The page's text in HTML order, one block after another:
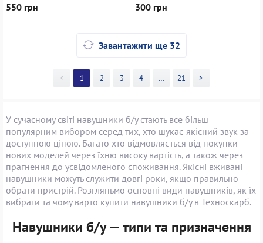
550 грн 300 грн
Завантажити ще 32
< 1 2 3 4 >> 21 >
У сучасному світі навушники б/у стають все більш
популярним вибором серед тих, хто шукає якісний звук за
доступною ціною. Багато хто відмовляється від покупки
нових моделей через їхню високу вартість, а також через
прагнення до усвідомленого споживання. Якісні вживані
навушники можуть служити довгі роки, якщо правильно
обрати пристрій. Розгляньмо основні види навушників, як їх
вибрати та чому варто купити навушники б/у в Техноскарб.
Навушники б/у — типи та призначення